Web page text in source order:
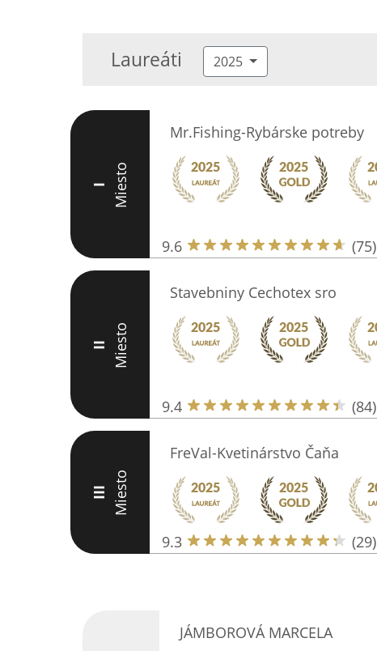
Laureáti 2025
I Miesto
Mr.Fishing-Rybárske potreby
9.6 (75)
II Miesto
Stavebniny Cechotex sro
9.4 (84)
III Miesto
FreVal-Kvetinárstvo Čaňa
9.3 (29)
JÁMBOROVÁ MARCELA